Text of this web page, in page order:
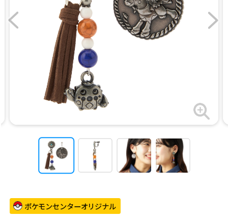
ポケモンセンターオリジナル